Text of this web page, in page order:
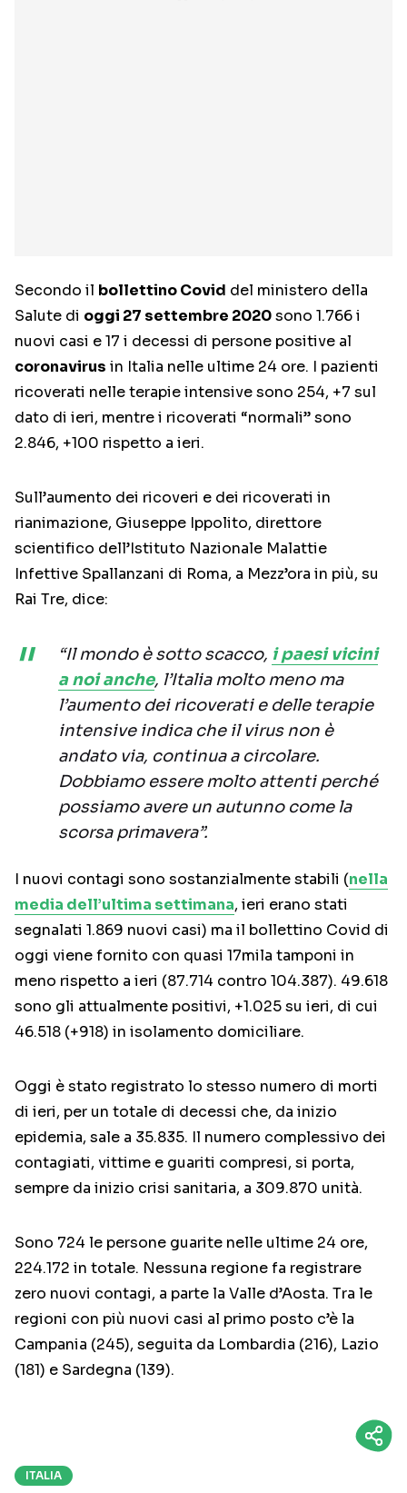
Secondo il bollettino Covid del ministero della
Salute di oggi 27 settembre 2020sono 1.766 i
nuovi casi e 17 i decessi di persone positive al
coronavirus in Italia nelle ultime 24 ore. I pazienti
ricoverati nelle terapie intensive sono 254, +7 sul
dato di ieri, mentre i ricoverati “normali” sono
2.846, +100 rispetto a ieri.
Sull’aumento dei ricoveri e dei ricoverati in
rianimazione, Giuseppe Ippolito, direttore
scientifico dell’Istituto Nazionale Malattie
Infettive Spallanzani di Roma, a Mezz’ora in più, su
Rai Tre, dice:
“Il mondo è sotto scacco, i paesi vicini
a noi anche, l’Italia molto meno ma
l’aumento dei ricoverati e delle terapie
intensive indica che il virus non è
andato via, continua a circolare.
Dobbiamo essere molto attenti perché
possiamo avere un autunno come la
scorsa primavera”.
I nuovi contagi sono sostanzialmente stabili (nella
media dell’ultima settimana, ieri erano stati
segnalati 1.869 nuovi casi) ma il bollettino Covid di
oggi viene fornito con quasi 17mila tamponi in
meno rispetto a ieri (87.714 contro 104.387). 49.618
sono gli attualmente positivi, +1.025 su ieri, di cui
46.518 (+918) in isolamento domiciliare.
Oggi è stato registrato lo stesso numero di morti
di ieri, per un totale di decessi che, da inizio
epidemia, sale a 35.835. Il numero complessivo dei
contagiati, vittime e guariti compresi, si porta,
sempre da inizio crisi sanitaria, a 309.870 unità.
Sono 724 le persone guarite nelle ultime 24 ore,
224.172 in totale. Nessuna regione fa registrare
zero nuovi contagi, a parte la Valle d’Aosta. Tra le
regioni con più nuovi casi al primo posto c’è la
Campania (245), seguita da Lombardia (216), Lazio
(181) e Sardegna (139).
ITALIA